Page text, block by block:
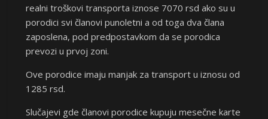
realni troškovi transporta iznose 7070 rsd ako su u
porodici svi članovi punoletni a od toga dva člana
zaposlena, pod predpostavkom da se porodica
prevozi u prvoj zoni.
Ove porodice imaju manjak za transport u iznosu od
1285 rsd.
Slučajevi gde članovi porodice kupuju mesečne karte